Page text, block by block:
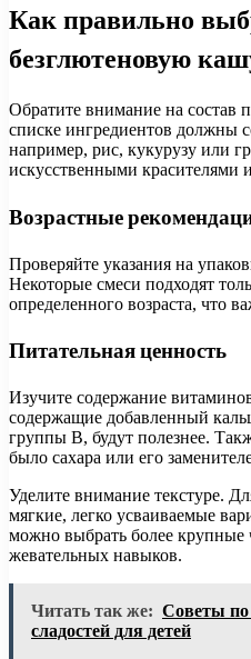
Как правильно
безглютеновую
Обратите внимание на состав
списке ингредиентов должны
например, рис, кукурузу или
искусственными красителями
Возрастные
Проверяйте указания на
Некоторые смеси подходят
определенного возраста, что
Питательная ценность
Изучите содержание
содержащие добавленный
группы B, будут полезнее.
было сахара или его
Уделите внимание текстуре.
мягкие, легко усваиваемые
можно выбрать более крупные
жевательных навыков.
Читать так же: Советы по
сладостей для детей